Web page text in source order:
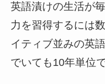
英語漬けの生活が
力を習得するには
イティブ並みの英
でいても10年単位